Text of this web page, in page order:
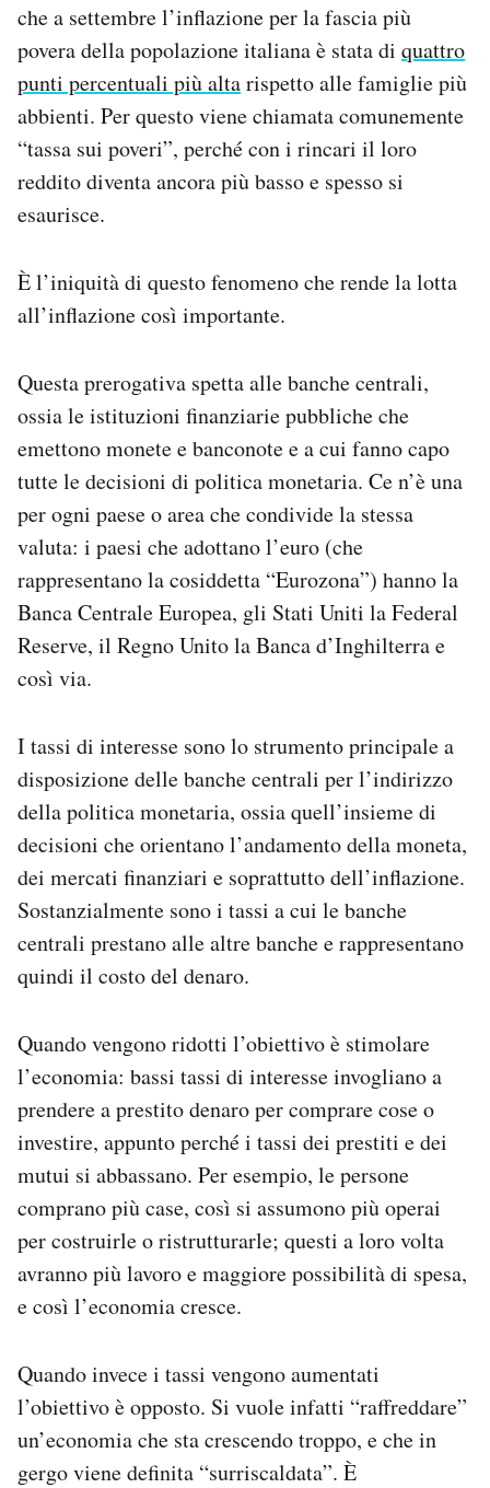
che a settembre l’inflazione per la fascia più
povera della popolazione italiana è stata di quattro
punti percentuali più altarispetto alle famiglie più
abbienti. Per questo viene chiamata comunemente
“tassa sui poveri”, perché con i rincari il loro
reddito diventa ancora più basso e spesso si
esaurisce.
È l’iniquità di questo fenomeno che rende la lotta
all’inflazione così importante.
Questa prerogativa spetta alle banche centrali,
ossia le istituzioni finanziarie pubbliche che
emettono monete e banconote e a cui fanno capo
tutte le decisioni di politica monetaria. Ce n’è una
per ogni paese o area che condivide la stessa
valuta: i paesi che adottano l’euro (che
rappresentano la cosiddetta “Eurozona”) hanno la
Banca Centrale Europea, gli Stati Uniti la Federal
Reserve, il Regno Unito la Banca d’Inghilterra e
così via.
I tassi di interesse sono lo strumento principale a
disposizione delle banche centrali per l’indirizzo
della politica monetaria, ossia quell’insieme di
decisioni che orientano l’andamento della moneta,
dei mercati finanziari e soprattutto dell’inflazione.
Sostanzialmente sono i tassi a cui le banche
centrali prestano alle altre banche e rappresentano
quindi il costo del denaro.
Quando vengono ridotti l’obiettivo è stimolare
l’economia: bassi tassi di interesse invogliano a
prendere a prestito denaro per comprare cose o
investire, appunto perché i tassi dei prestiti e dei
mutui si abbassano. Per esempio, le persone
comprano più case, così si assumono più operai
per costruirle o ristrutturarle; questi a loro volta
avranno più lavoro e maggiore possibilità di spesa,
e così l’economia cresce.
Quando invece i tassi vengono aumentati
l’obiettivo è opposto. Si vuole infatti “raffreddare”
un’economia che sta crescendo troppo, e che in
gergo viene definita “surriscaldata”. È